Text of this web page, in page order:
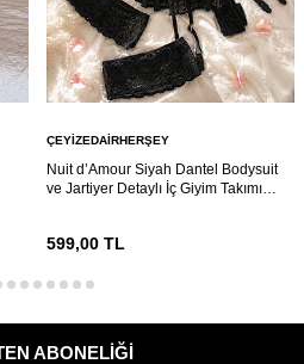
ÇEYIZEDAIRHERŞEY
Nuit d’Amour Siyah Dantel Bodysuit
ve Jartiyer Detaylı İç Giyim Takımı
599,00TL
ABONELIĞI